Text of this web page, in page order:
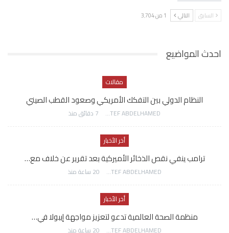
السابق التالي 1 من 3٬704
احدث المواضيع
مقالات
النظام الدولي بين التفكك الأمريكي وصعود القطب الصيني
AWATEF ABDELHAMED 7 دقائق منذ
أخر الأخبار
ترامب ينفي نقص الذخائر الأميركية بعد تقرير عن خلاف مع…
AWATEF ABDELHAMED 20 ساعة منذ
أخر الأخبار
منظمة الصحة العالمية تدعو لتعزيز مواجهة إيبولا في…
AWATEF ABDELHAMED 20 ساعة منذ